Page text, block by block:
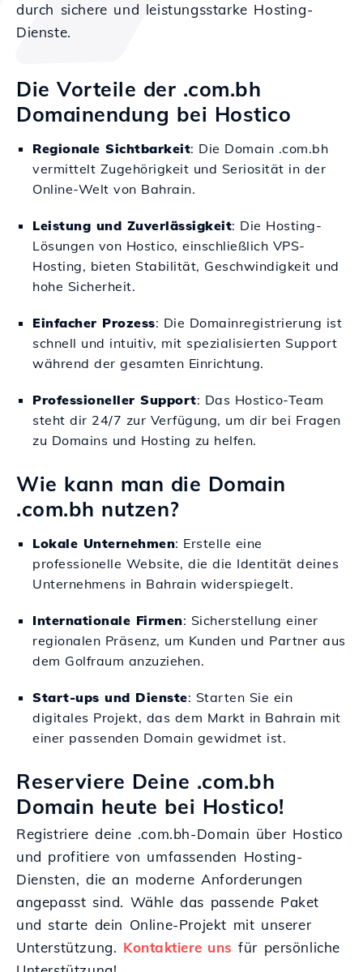
durch sichere und leistungsstarke Hosting-
Dienste.
Die Vorteile der .com.bh
Domainendung bei Hostico
Regionale Sichtbarkeit: Die Domain .com.bh
vermittelt Zugehörigkeit und Seriosität in der
Online-Welt von Bahrain.
Leistung und Zuverlässigkeit: Die Hosting-
Lösungen von Hostico, einschließlich VPS-
Hosting, bieten Stabilität, Geschwindigkeit und
hohe Sicherheit.
Einfacher Prozess: Die Domainregistrierung ist
schnell und intuitiv, mit spezialisierten Support
während der gesamten Einrichtung.
Professioneller Support: Das Hostico-Team
steht dir 24/7 zur Verfügung, um dir bei Fragen
zu Domains und Hosting zu helfen.
Wie kann man die Domain
.com.bh nutzen?
Lokale Unternehmen: Erstelle eine
professionelle Website, die die Identität deines
Unternehmens in Bahrain widerspiegelt.
Internationale Firmen: Sicherstellung einer
regionalen Präsenz, um Kunden und Partner aus
dem Golfraum anzuziehen.
Start-ups und Dienste: Starten Sie ein
digitales Projekt, das dem Markt in Bahrain mit
einer passenden Domain gewidmet ist.
Reserviere Deine .com.bh
Domain heute bei Hostico!
Registriere deine .com.bh-Domain über Hostico
und profitiere von umfassenden Hosting-
Diensten, die an moderne Anforderungen
angepasst sind. Wähle das passende Paket
und starte dein Online-Projekt mit unserer
Unterstützung. Kontaktiere uns für persönliche